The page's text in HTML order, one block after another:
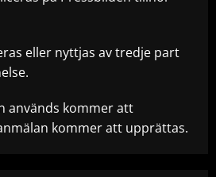
eller nyttjas av tredje part
används kommer att
kommer att upprättas.